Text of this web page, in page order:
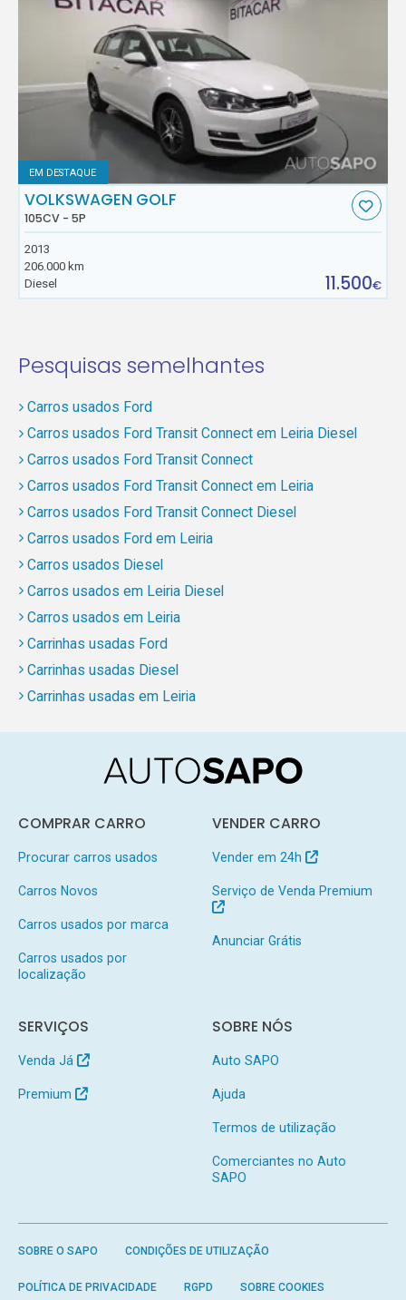
EM DESTAQUE
VOLKSWAGEN GOLF
105CV - 5P
2013
206.000 km
Diesel
11.500€
Pesquisas semelhantes
Carros usados Ford
Carros usados Ford Transit Connect em Leiria Diesel
Carros usados Ford Transit Connect
Carros usados Ford Transit Connect em Leiria
Carros usados Ford Transit Connect Diesel
Carros usados Ford em Leiria
Carros usados Diesel
Carros usados em Leiria Diesel
Carros usados em Leiria
Carrinhas usadas Ford
Carrinhas usadas Diesel
Carrinhas usadas em Leiria
COMPRAR CARRO
Procurar carros usados
Carros Novos
Carros usados por marca
Carros usados por
localização
VENDER CARRO
Vender em 24h
Serviço de Venda Premium
Anunciar Grátis
SERVIÇOS
Venda Já
Premium
SOBRE NÓS
Auto SAPO
Ajuda
Termos de utilização
Comerciantes no Auto
SAPO
SOBRE O SAPO CONDIÇÕES DE UTILIZAÇÃO
POLÍTICA DE PRIVACIDADE RGPD SOBRE COOKIES